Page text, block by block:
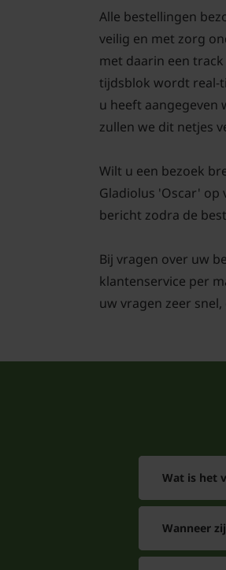
Alle bestellingen
veilig en met zorg
met daarin een
tijdsblok wordt real-
u heeft aangegeven
zullen we dit netjes
Wilt u een bezoek
Gladiolus 'Oscar' op
bericht zodra de
Bij vragen over uw
klantenservice per
uw vragen zeer
Wat is het
Wanneer